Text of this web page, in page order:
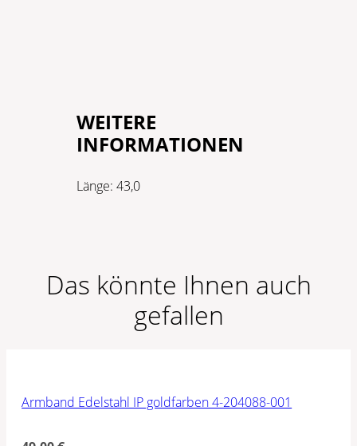
WEITERE
INFORMATIONEN
Länge: 43,0
Das könnte Ihnen auch
gefallen
Armband Edelstahl IP goldfarben 4-204088-001